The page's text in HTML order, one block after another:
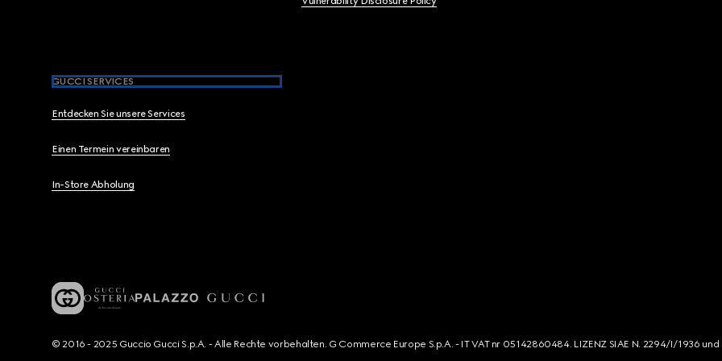
GUCCI SERVICES
Entdecken Sie unsere Services
Einen Termein vereinbaren
In-Store Abholung
© 2016 - 2025 Guccio Gucci S.p.A. - Alle Rechte vorbehalten. G Commerce Europe S.p.A. - IT VAT nr 05142860484. LIZENZ SIAE N. 2294/I/1936